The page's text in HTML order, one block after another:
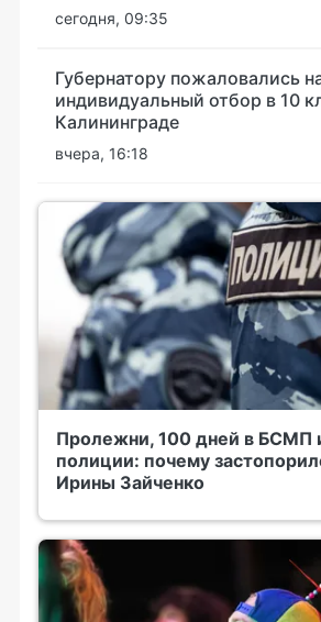
сегодня, 09:35
Губернатору пожаловались
индивидуальный отбор в 10
Калининграде
вчера, 16:18
Пролежни, 100 дней в БСМП
полиции: почему
Ирины Зайченко